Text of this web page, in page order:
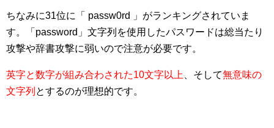
ちなみに31位に「 passw0rd 」がランキングされていま
す。「password」文字列を使用したパスワードは総当たり
攻撃や辞書攻撃に弱いので注意が必要です。
英字と数字が組み合わされた10文字以上 、そして無意味の
文字列 とするのが理想的です。